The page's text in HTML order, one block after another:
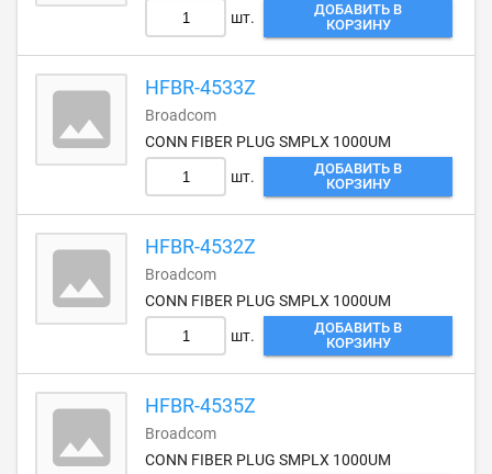
шт.
ДОБАВИТЬ В
КОРЗИНУ
HFBR-4533Z
Broadcom
CONN FIBER PLUG SMPLX 1000UM
шт.
ДОБАВИТЬ В
КОРЗИНУ
HFBR-4532Z
Broadcom
CONN FIBER PLUG SMPLX 1000UM
шт.
ДОБАВИТЬ В
КОРЗИНУ
HFBR-4535Z
Broadcom
CONN FIBER PLUG SMPLX 1000UM